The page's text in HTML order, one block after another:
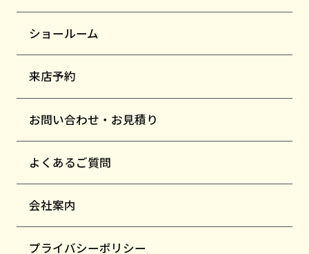
ショールーム
来店予約
お問い合わせ・お見積り
よくあるご質問
会社案内
プライバシーポリシー